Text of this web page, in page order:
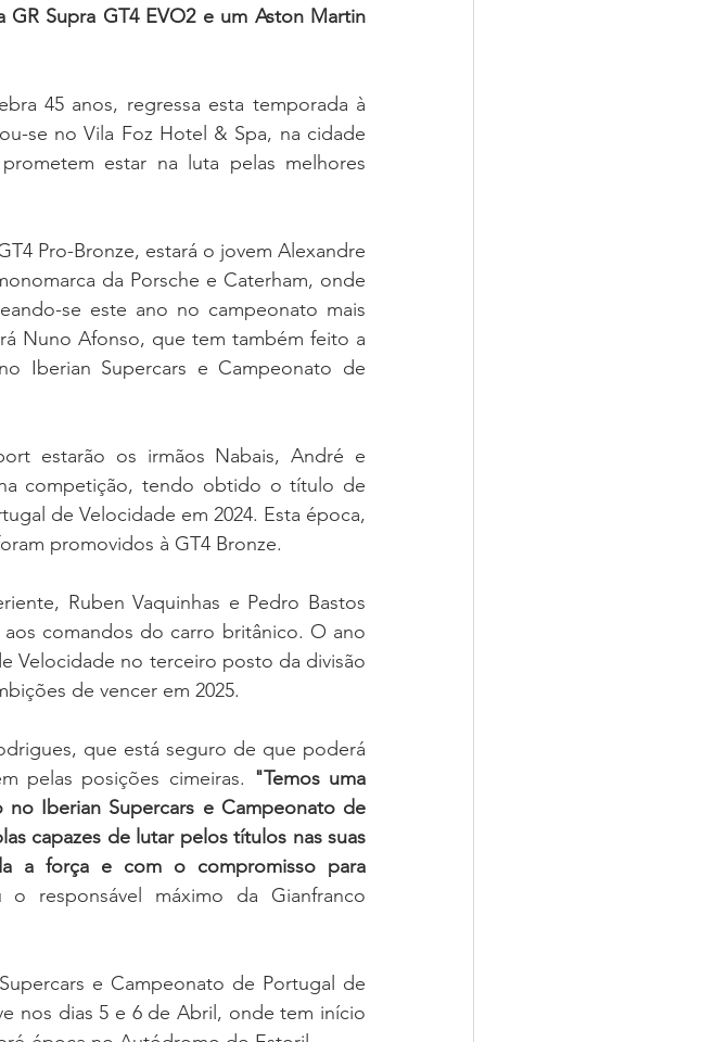
Supra GT4 EVO2 e um Aston Martin
45 anos, regressa esta temporada à
se no Vila Foz Hotel & Spa, na cidade
estar na luta pelas melhores
Pro-Bronze, estará o jovem Alexandre
da Porsche e Caterham, onde
se este ano no campeonato mais
Nuno Afonso, que tem também feito a
Iberian Supercars e Campeonato de
estarão os irmãos Nabais, André e
competição, tendo obtido o título de
de Velocidade em 2024. Esta época,
promovidos à GT4 Bronze.
Ruben Vaquinhas e Pedro Bastos
comandos do carro britânico. O ano
Velocidade no terceiro posto da divisão
de vencer em 2025.
que está seguro de que poderá
pelas posições cimeiras. "Temos uma
Iberian Supercars e Campeonato de
capazes de lutar pelos títulos nas suas
a força e com o compromisso para
o responsável máximo da Gianfranco
e Campeonato de Portugal de
nos dias 5 e 6 de Abril, onde tem início